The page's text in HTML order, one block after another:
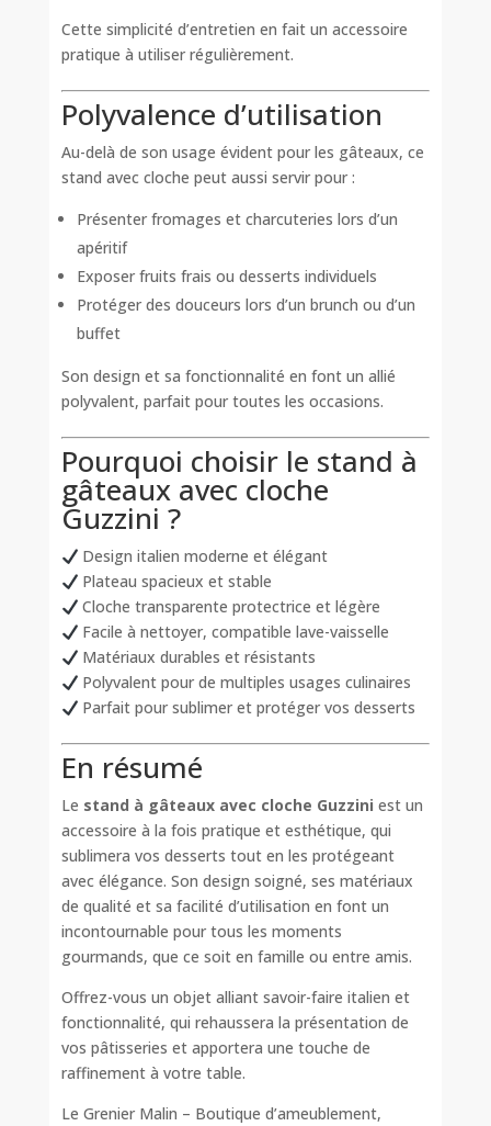
Cette simplicité d’entretien en fait un accessoire
pratique à utiliser régulièrement.
Polyvalence d’utilisation
Au-delà de son usage évident pour les gâteaux, ce
stand avec cloche peut aussi servir pour :
Présenter fromages et charcuteries lors d’un
apéritif
Exposer fruits frais ou desserts individuels
Protéger des douceurs lors d’un brunch ou d’un
buffet
Son design et sa fonctionnalité en font un allié
polyvalent, parfait pour toutes les occasions.
Pourquoi choisir le stand à
gâteaux avec cloche
Guzzini ?
Design italien moderne et élégant
Plateau spacieux et stable
Cloche transparente protectrice et légère
Facile à nettoyer, compatible lave-vaisselle
Matériaux durables et résistants
Polyvalent pour de multiples usages culinaires
Parfait pour sublimer et protéger vos desserts
En résumé
Le stand à gâteaux avec cloche Guzzini est un
accessoire à la fois pratique et esthétique, qui
sublimera vos desserts tout en les protégeant
avec élégance. Son design soigné, ses matériaux
de qualité et sa facilité d’utilisation en font un
incontournable pour tous les moments
gourmands, que ce soit en famille ou entre amis.
Offrez-vous un objet alliant savoir-faire italien et
fonctionnalité, qui rehaussera la présentation de
vos pâtisseries et apportera une touche de
raffinement à votre table.
Le Grenier Malin – Boutique d’ameublement,